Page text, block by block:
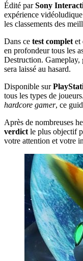
Édité parSony
expérience
les classements des
Dans ce test complet et
en profondeur tous les
Destruction. Gameplay,
sera laissé au hasard.
Disponible sur
tous les types de
hardcore gamer, ce
Après de nombreuses
verdict le plus objectif
votre attention et votre